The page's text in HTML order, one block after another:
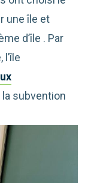
une île et
d’île . Par
l’île
subvention